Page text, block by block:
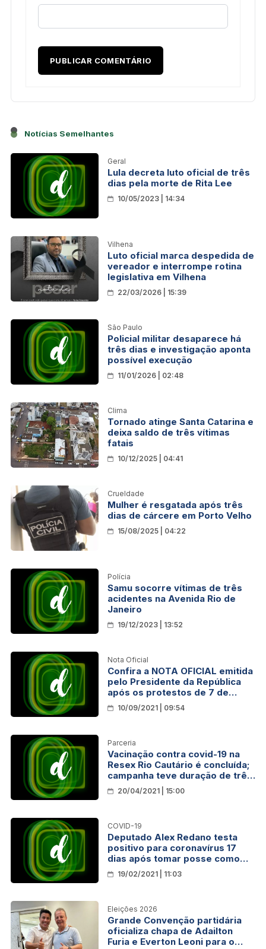
Notícias Semelhantes
Geral
Lula decreta luto oficial de três
dias pela morte de Rita Lee
10/05/2023 | 14:34
Vilhena
Luto oficial marca despedida de
vereador e interrompe rotina
legislativa em Vilhena
22/03/2026 | 15:39
São Paulo
Policial militar desaparece há
três dias e investigação aponta
possível execução
11/01/2026 | 02:48
Clima
Tornado atinge Santa Catarina e
deixa saldo de três vítimas
fatais
10/12/2025 | 04:41
Crueldade
Mulher é resgatada após três
dias de cárcere em Porto Velho
15/08/2025 | 04:22
Polícia
Samu socorre vítimas de três
acidentes na Avenida Rio de
Janeiro
19/12/2023 | 13:52
Nota Oficial
Confira a NOTA OFICIAL emitida
pelo Presidente da República
após os protestos de 7 de
setembro
10/09/2021 | 09:54
Parceria
Vacinação contra covid-19 na
Resex Rio Cautário é concluída;
campanha teve duração de três
dias20/04/2021 | 15:00
COVID-19
Deputado Alex Redano testa
positivo para coronavírus 17
dias após tomar posse como
presidente da ALE-RO
19/02/2021 | 11:03
Eleições 2026
Grande Convenção partidária
oficializa chapa de Adailton
Furia e Everton Leoni para o